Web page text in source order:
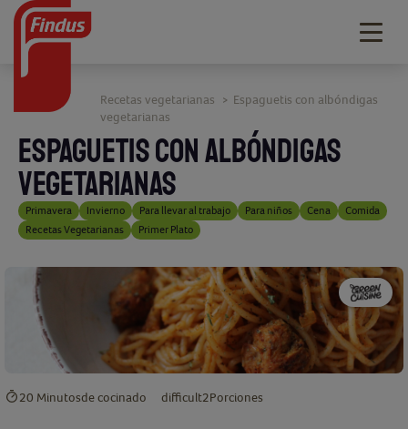
ESPAGUETIS CON ALBÓNDIGAS
VEGETARIANAS
Primavera Invierno Para llevar al trabajo Para niños Cena
Comida
Recetas Vegetarianas
Primer Plato
Recetas vegetarianas > Espaguetis con albóndigas
vegetarianas
20 Minutosde cocinado difficult2Porciones